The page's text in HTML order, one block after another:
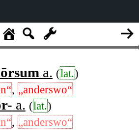
a. (lat.)
, „anderswo“
a. (lat.)
, „anderswo“